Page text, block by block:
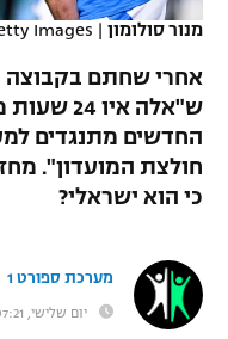
תוצאות
לוח שידורים
ברחבה
"מעל הליגה" –
הפועל תל אביב
הפועל חיפה
הפועל באר שבע
בני יהודה
ליגה הולנדית
ליגה טורקית
ליגה ברזילאית
דני אבדיה
שחייה
ג'ודו
אגרוף
ספורט אולימפי
היאבקות WWE
מנור סולומון |
Images
אחרי שחתם בקבוצה
ש"אלה
החדשים מתנגדים
חולצת המועדון".
כי הוא ישראלי?
מערכת ספורט 1
יום שלישי, 07:21, 02.09.25